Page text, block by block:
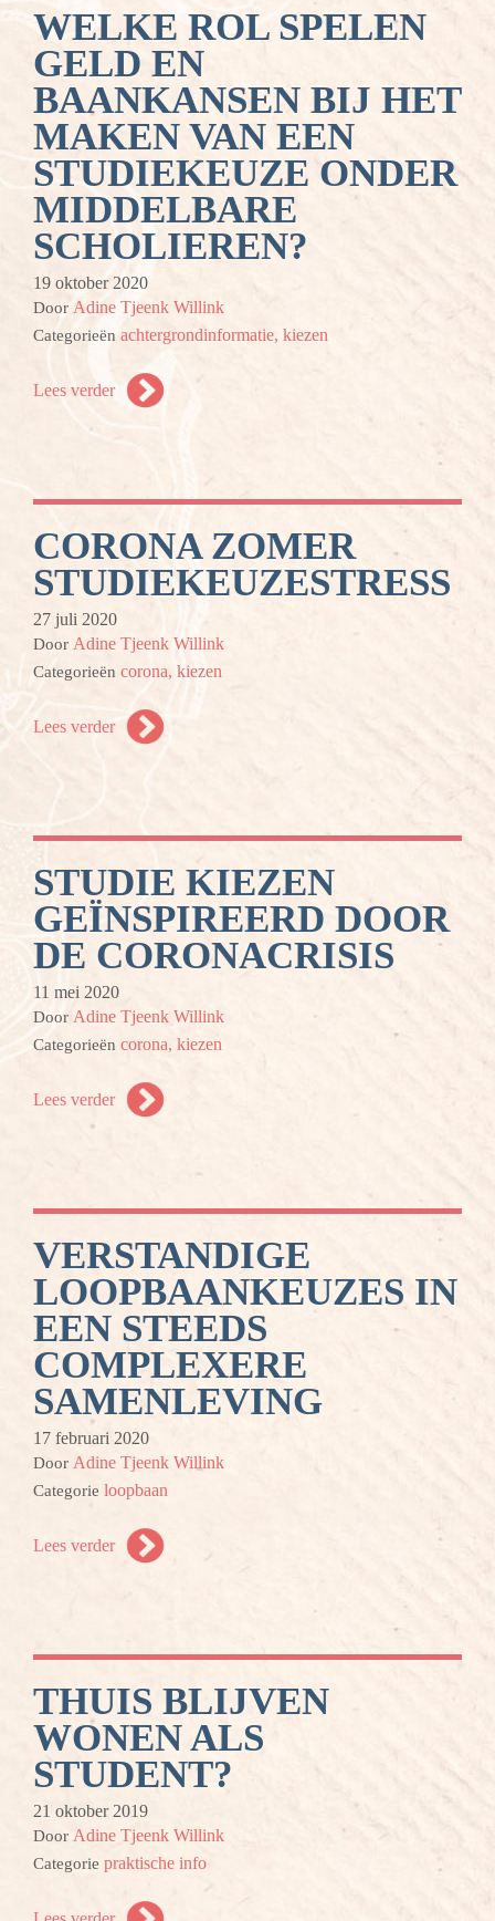
WELKE ROL SPELEN
GELD EN
BAANKANSEN BIJ HET
MAKEN VAN EEN
STUDIEKEUZE ONDER
MIDDELBARE
SCHOLIEREN?
19 oktober 2020
DoorAdine Tjeenk Willink
Categorieën achtergrondinformatie, kiezen
Lees verder
CORONA ZOMER
STUDIEKEUZESTRESS
27 juli 2020
Door Adine Tjeenk Willink
Categorieën corona, kiezen
Lees verder
STUDIE KIEZEN
GEÏNSPIREERD DOOR
DE CORONACRISIS
11 mei 2020
Door Adine Tjeenk Willink
Categorieën corona, kiezen
Lees verder
VERSTANDIGE
LOOPBAANKEUZES IN
EEN STEEDS
COMPLEXERE
SAMENLEVING
17 februari 2020
Door Adine Tjeenk Willink
Categorie loopbaan
Lees verder
THUIS BLIJVEN
WONEN ALS
STUDENT?
21 oktober 2019
Door Adine Tjeenk Willink
Categorie praktische info